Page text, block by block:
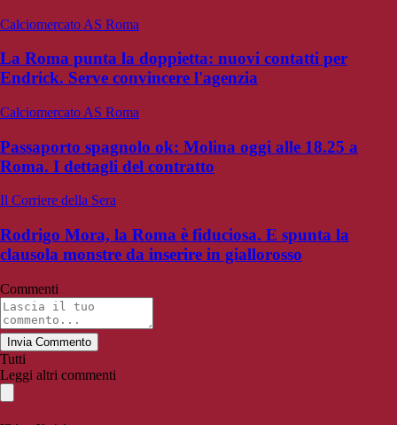
Calciomercato AS Roma
La Roma punta la doppietta: nuovi contatti per
Endrick. Serve convincere l'agenzia
Calciomercato AS Roma
Passaporto spagnolo ok: Molina oggi alle 18.25 a
Roma. I dettagli del contratto
Il Corriere della Sera
Rodrigo Mora, la Roma è fiduciosa. E spunta la
clausola monstre da inserire in giallorosso
Commenti
Invia Commento
Tutti
Leggi altri commenti